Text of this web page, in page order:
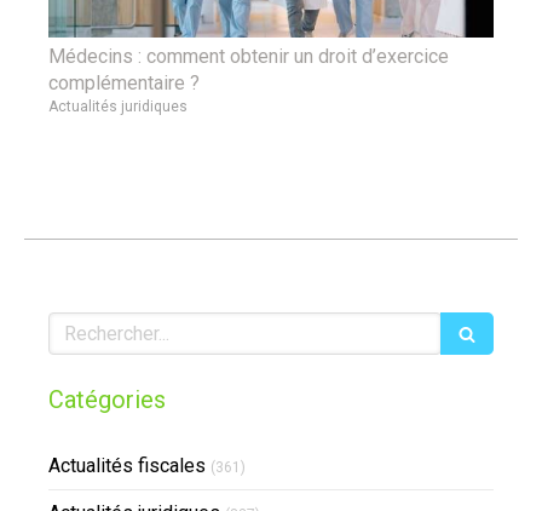
Médecins : comment obtenir un droit d’exercice
complémentaire ?
Actualités juridiques
Rechercher
Catégories
Actualités fiscales (361)